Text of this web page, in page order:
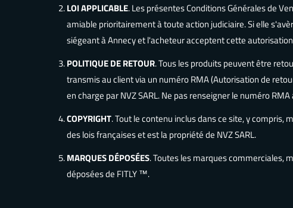
LOI APPLICABLE. Les présentes Conditions Générales de
amiable prioritairement à toute action judiciaire. Si elle
siégeant à Annecy et l'acheteur acceptent cette
POLITIQUE DE RETOUR. Tous les produits peuvent être
transmis au client via un numéro RMA (Autorisation de
en charge par NVZ SARL. Ne pas renseigner le numéro
COPYRIGHT. Tout le contenu inclus dans ce site, y
des lois françaises et est la propriété de NVZ SARL.
MARQUESDÉPOSÉES. Toutes les marques commerciales,
déposées de FITLY ™.